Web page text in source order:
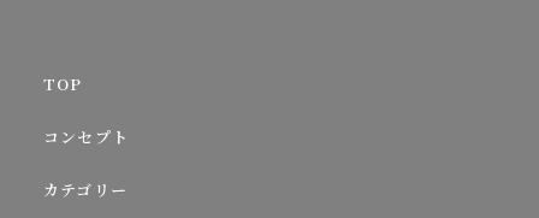
TOP
コンセプト
カテゴリー